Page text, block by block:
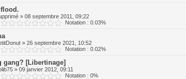
flood.
» 08 septembre 2011, 09:22
Notation : 0.03%
» 26 septembre 2021, 10:52
Notation : 0.02%
gang? [Libertinage]
» 09 janvier 2012, 09:11
Notation : 0%